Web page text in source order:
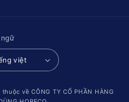
việt
về CÔNG TY CỔ PHẦN HÀNG